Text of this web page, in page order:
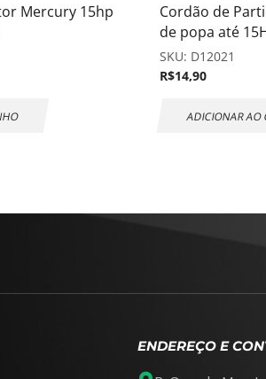
Mercury 15hp
Cordão de
de popa até
SKU: D12021
R$14,90
ADICIONAR AO
ENDEREÇO E